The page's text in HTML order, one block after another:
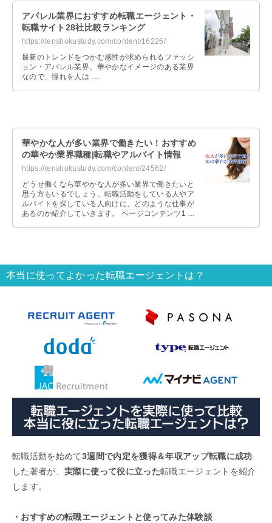
アパレル業界におすすめ転職エージェント・
転職サイト28社比較ランキング
https://tenshokustudy.com/content/16226/
最新のトレンドをつかむ感性が求められるファッシ
ョン・アパレル業界。華やかなイメージのある業界
なので、憧れを人は …
華やかな人が多い業界で働きたい！おすすめ
の華やか業界職種|転職やアルバイト情報
https://tenshokustudy.com/content/24562/
どうせ働くなら華やかな人が多い業界で働きたいと
思う方もいるでしょう。転職活動をしている人やア
ルバイトを探している人向けに、どのような仕事が
あるのか紹介していきます。 ページコンテンツ1 華
本当に使ってよかった転職エージェントは？
転職活動を始めて3週間で内定を獲得＆年収アップ転職に成功
した著者が、実際に使って役に立った転職エージェントを紹介
します。
・おすすめの転職エージェントと使ってみた体験談